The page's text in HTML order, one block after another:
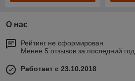
О нас
Рейтинг не сформирован
Менее 5 отзывов за последний год
Работает с 23.10.2018